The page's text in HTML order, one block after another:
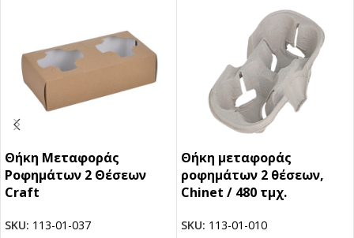
Θήκη Μεταφοράς
Ροφημάτων 2 Θέσεων
Craft
SKU: 113-01-037
Θήκη μεταφοράς
ροφημάτων 2 θέσεων,
Chinet / 480 τμχ.
SKU: 113-01-010